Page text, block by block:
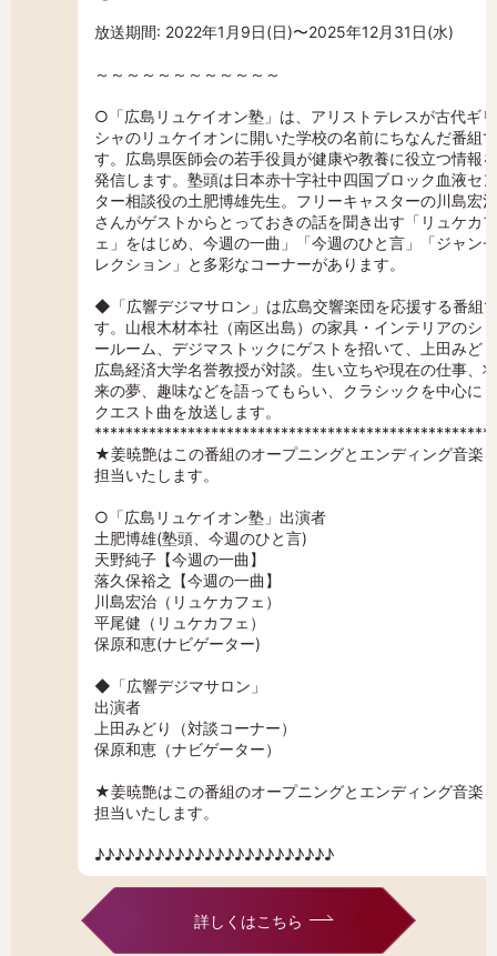
放送期間: 2022年1月9日(日)〜2025年12月31日(水)
～～～～～～～～～～～～
○「広島リュケイオン塾」は、アリストテレスが古代ギリ
シャのリュケイオンに開いた学校の名前にちなんだ番組
す。広島県医師会の若手役員が健康や教養に役立つ情報
発信します。塾頭は日本赤十字社中四国ブロック血液セ
ター相談役の土肥博雄先生。フリーキャスターの川島宏
さんがゲストからとっておきの話を聞き出す「リュケカ
ェ」をはじめ、今週の一曲」「今週のひと言」「ジャン
レクション」と多彩なコーナーがあります。
◆「広響デジマサロン」は広島交響楽団を応援する番組
す。山根木材本社（南区出島）の家具・インテリアのシ
ールーム、デジマストックにゲストを招いて、上田みど
広島経済大学名誉教授が対談。生い立ちや現在の仕事、
来の夢、趣味などを語ってもらい、クラシックを中心に
クエスト曲を放送します。
★姜暁艶はこの番組のオープニングとエンディング音楽
担当いたします。
○「広島リュケイオン塾」出演者
土肥博雄(塾頭、今週のひと言)
天野純子【今週の一曲】
落久保裕之【今週の一曲】
川島宏治（リュケカフェ）
平尾健（リュケカフェ）
保原和恵(ナビゲーター)
◆「広響デジマサロン」
出演者
上田みどり（対談コーナー）
保原和恵（ナビゲーター）
★姜暁艶はこの番組のオープニングとエンディング音楽
担当いたします。
♪♪♪♪♪♪♪♪♪♪♪♪♪♪♪♪♪♪♪♪♪♪♪♪
詳しくはこちら